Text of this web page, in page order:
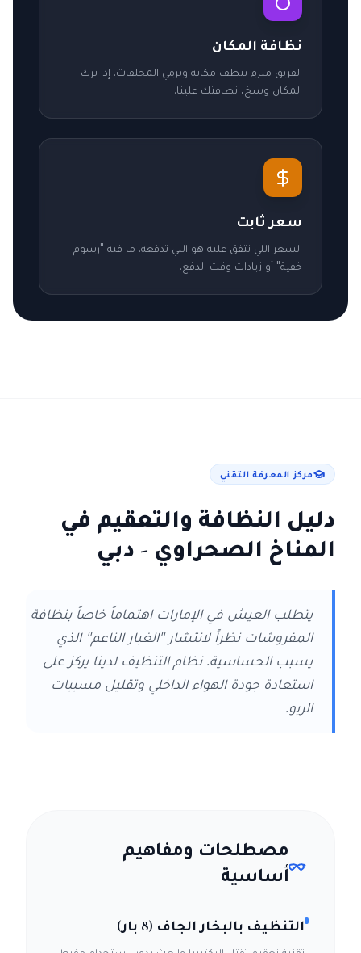
نظافة المكان
الفريق ملزم ينظف مكانه ويرمي المخلفات. إذا ترك
المكان وسخ، نظافتك علينا.
سعر ثابت
السعر اللي نتفق عليه هو اللي تدفعه. ما فيه "رسوم
خفية" أو زيادات وقت الدفع.
مركز المعرفة التقني
دليل النظافة والتعقيم في
المناخ الصحراوي - دبي
يتطلب العيش في الإمارات اهتماماً خاصاً بنظافة
المفروشات نظراً لانتشار "الغبار الناعم" الذي
يسبب الحساسية. نظام التنظيف لدينا يركز على
استعادة جودة الهواء الداخلي وتقليل مسببات
الربو.
مصطلحات ومفاهيم
أساسية
التنظيف بالبخار الجاف (8 بار)